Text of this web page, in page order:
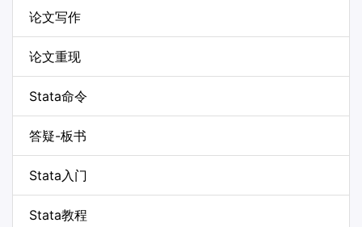
论文写作
论文重现
Stata命令
答疑-板书
Stata入门
Stata教程